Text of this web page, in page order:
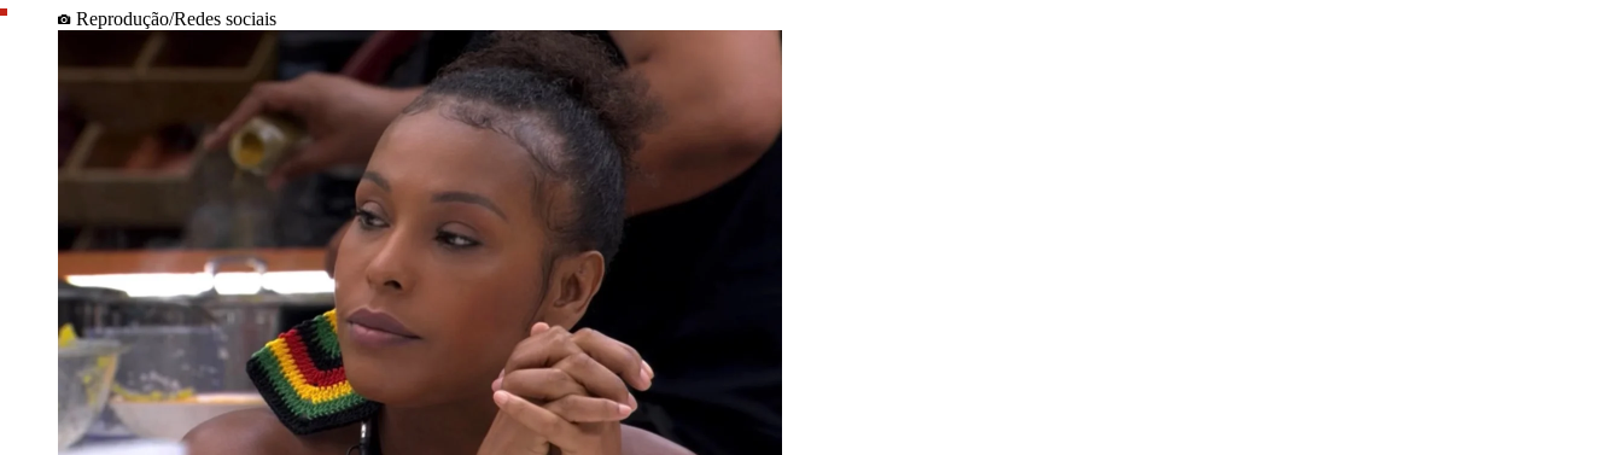
Reprodução/Redes sociais